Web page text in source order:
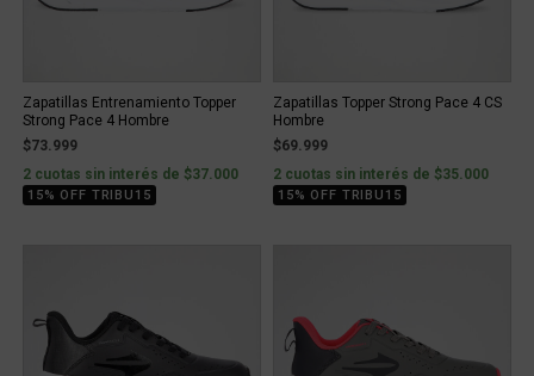
Zapatillas Entrenamiento Topper
Strong Pace 4 Hombre
$73.999
2 cuotas sin interés de $37.000
15% OFF TRIBU15
Zapatillas Topper Strong Pace 4 CS
Hombre
$69.999
2 cuotas sin interés de $35.000
15% OFF TRIBU15